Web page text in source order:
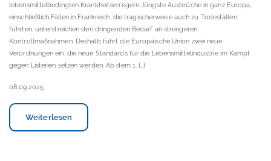
lebensmittelbedingten Krankheitserregern Jüngste Ausbrüche in ganz Europa,
einschließlich Fällen in Frankreich, die tragischerweise auch zu Todesfällen
führten, unterstreichen den dringenden Bedarf an strengeren
Kontrollmaßnahmen. Deshalb führt die Europäische Union zwei neue
Verordnungen ein, die neue Standards für die Lebensmittelindustrie im Kampf
gegen Listerien setzen werden. Ab dem 1. […]
08.09.2025
Weiterlesen